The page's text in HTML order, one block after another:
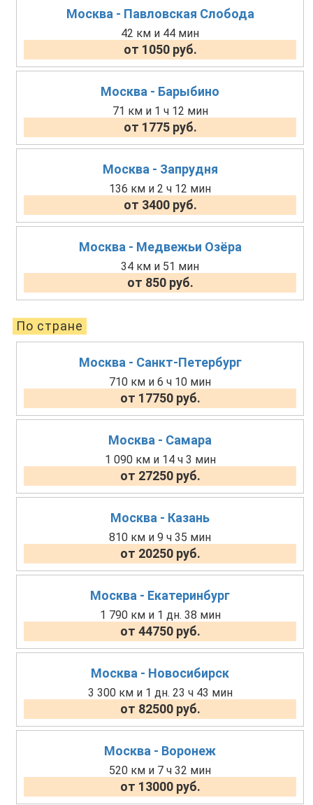
Москва - Павловская Слобода
42 км и 44 мин
от 1050 руб.
Москва - Барыбино
71 км и 1 ч 12 мин
от 1775 руб.
Москва - Запрудня
136 км и 2 ч 12 мин
от 3400 руб.
Москва - Медвежьи Озёра
34 км и 51 мин
от 850 руб.
По стране
Москва - Санкт-Петербург
710 км и 6 ч 10 мин
от 17750 руб.
Москва - Самара
1 090 км и 14 ч 3 мин
от 27250 руб.
Москва - Казань
810 км и 9 ч 35 мин
от 20250 руб.
Москва - Екатеринбург
1 790 км и 1 дн. 38 мин
от 44750 руб.
Москва - Новосибирск
3 300 км и 1 дн. 23 ч 43 мин
от 82500 руб.
Москва - Воронеж
520 км и 7 ч 32 мин
от 13000 руб.